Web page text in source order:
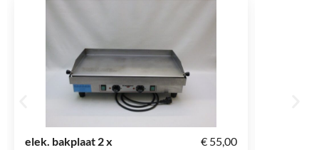
elek. bakplaat 2 x
€ 55,00